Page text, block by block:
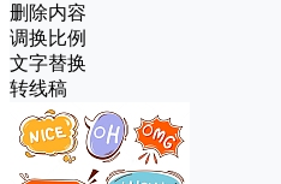
删除内容
调换比例
文字替换
转线稿